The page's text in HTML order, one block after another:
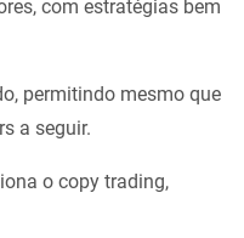
com estratégias bem
permitindo mesmo que
a seguir.
o copy trading,